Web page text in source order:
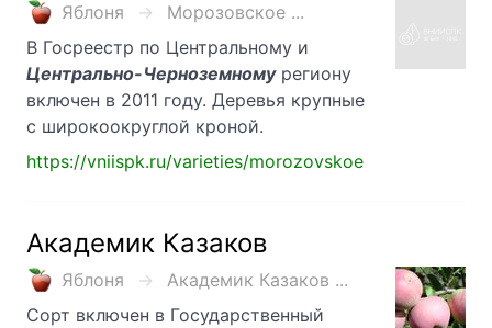
Яблоня
Морозовское ...
В Госреестр по Центральному и
Центрально-Черноземномурегиону
включен в 2011 году. Деревья крупные
с широкоокруглой кроной.
https://vniispk.ru/varieties/morozovskoe
Академик Казаков
Яблоня
Академик Казаков ...
Сорт включен в Государственный